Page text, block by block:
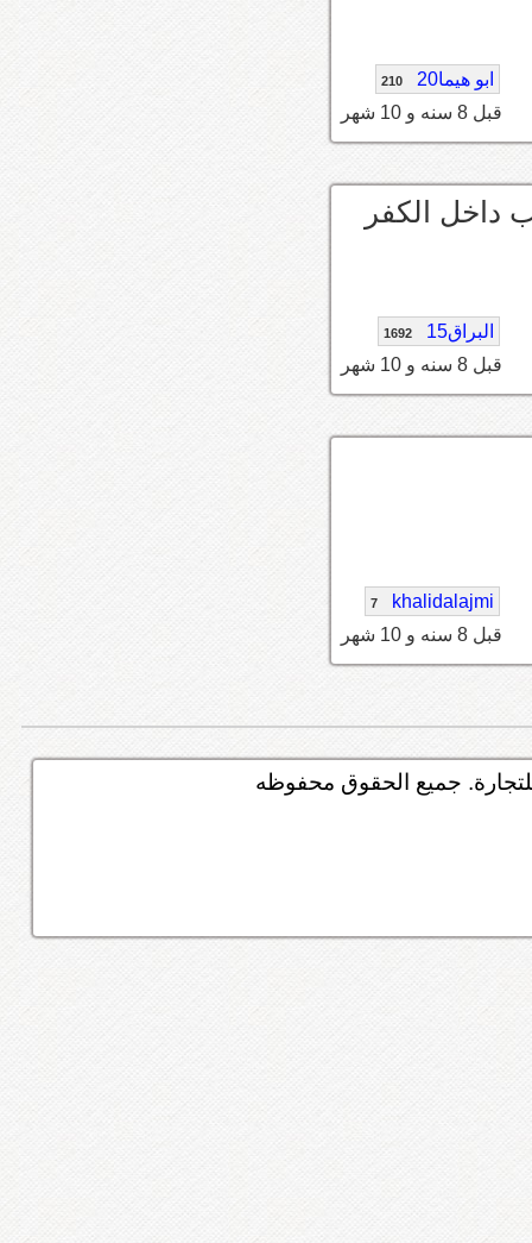
ابو هيما20 210
قبل 8 سنه و 10 شهر
البراق15 1692
قبل 8 سنه و 10 شهر
khalidalajmi
7
قبل 8 سنه و 10 شهر
جميع الحقوق محفوظه